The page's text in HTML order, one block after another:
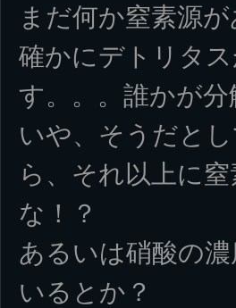
まだ何か窒素源
確かにデトリタ
す。。。誰かが
いや、そうだと
ら、それ以上に
な！？
あるいは硝酸の
いるとか？